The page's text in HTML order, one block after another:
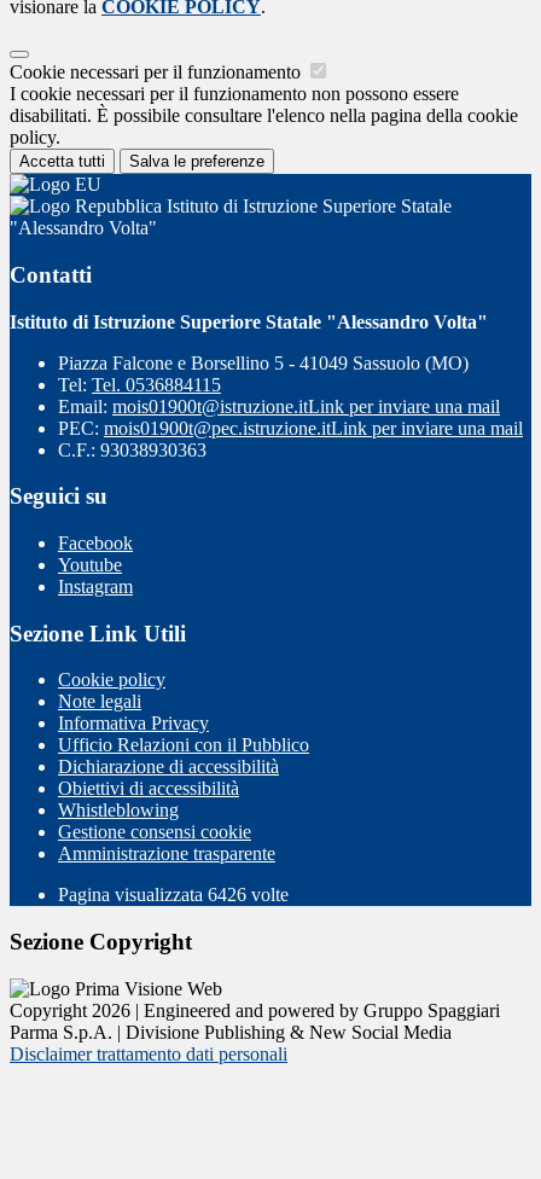
visionare la COOKIE POLICY.
Cookie necessari per il funzionamento
I cookie necessari per il funzionamento non possono essere
disabilitati. È possibile consultare l'elenco nella pagina della cookie
policy.
Accetta tutti Salva le preferenze
Istituto di Istruzione Superiore Statale
"Alessandro Volta"
Contatti
Istituto di Istruzione Superiore Statale "Alessandro Volta"
Piazza Falcone e Borsellino 5 - 41049 Sassuolo (MO)
Tel: Tel. 0536884115
Email: mois01900t@istruzione.itLink per inviare una mail
PEC: mois01900t@pec.istruzione.itLink per inviare una mail
C.F.: 93038930363
Seguici su
Facebook
Youtube
Instagram
Sezione Link Utili
Cookie policy
Note legali
Informativa Privacy
Ufficio Relazioni con il Pubblico
Dichiarazione di accessibilità
Obiettivi di accessibilità
Whistleblowing
Gestione consensi cookie
Amministrazione trasparente
Pagina visualizzata 6426 volte
Sezione Copyright
Copyright 2026 | Engineered and powered by Gruppo Spaggiari
Parma S.p.A. | Divisione Publishing & New Social Media
Disclaimer trattamento dati personali